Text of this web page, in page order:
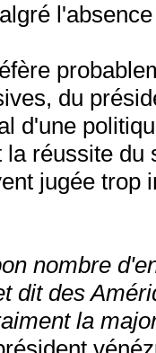
l'absence
du
d'une
la réussite
jugée trop
nombre
dit des
la